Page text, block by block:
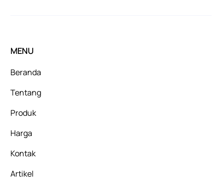
MENU
Beranda
Tentang
Produk
Harga
Kontak
Artikel